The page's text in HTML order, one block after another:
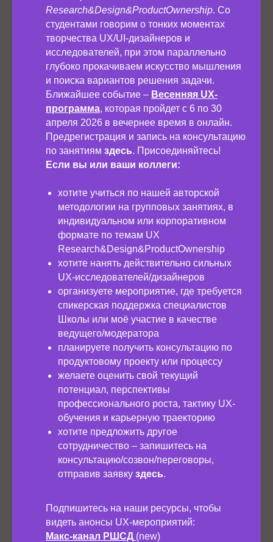
Research&Design&ProductOwnership. Со
студентами говорим о тонких моментах
творчества UX/UI-дизайнеров и
исследователей, при этом параллельно
глубоко прокачиваем искусство мышления
и поиска вариантов решения задачи.
Ближайшее событие – Весенняя UX-
программа, которая пройдет с 6 по 30
апреля 2026 в вечернее время в онлайн.
Предрегистрация и запись на консультацию
по занятиям здесь. Присоединяйтесь!
Если вы или ваши коллеги:
хотите учиться по нашей авторской
методологии на групповых занятиях, в
индивидуальном или корпоративном
формате по темам UX
Research&Design&ProductOwnership
хотите нанять действительно сильных
UX-исследователей/дизайнеров
организуете мероприятие, где требуется
спикерская поддержка специалистов
Школы или моё участие в качестве
ведущего/модератора
планируете получить консультацию по
продуктовому проекту или процессу
желаете оценить свой текущий
потенциал, перспективы
профессионального роста, тактику UX-
обучения и карьерную траекторию
хотите предложить другое
сотрудничество – запишитесь на
консультацию/созвон/переговоры,
отправив заявку здесь.
Подпишитесь на наши ресурсы, чтобы
видеть анонсы UX-мероприятий:
Макс-канал РШСД (new)